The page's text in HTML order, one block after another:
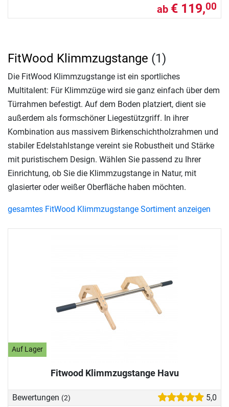
ab € 119,00
Auf Lager
Fitwood Klimmzugstange Havu
Bewertungen (2) 5,0
FitWood Klimmzugstange (1)
Die FitWood Klimmzugstange ist ein sportliches
Multitalent: Für Klimmzüge wird sie ganz einfach über dem
Türrahmen befestigt. Auf dem Boden platziert, dient sie
außerdem als formschöner Liegestützgriff. In ihrer
Kombination aus massivem Birkenschichtholzrahmen und
stabiler Edelstahlstange vereint sie Robustheit und Stärke
mit puristischem Design. Wählen Sie passend zu Ihrer
Einrichtung, ob Sie die Klimmzugstange in Natur, mit
glasierter oder weißer Oberfläche haben möchten.
gesamtes FitWood Klimmzugstange Sortiment anzeigen